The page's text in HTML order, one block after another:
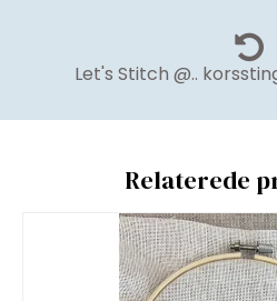
Let's Stitch @..
Relaterede